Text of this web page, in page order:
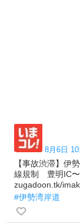
8月6日
【事故渋滞】
線規制 豊明IC
zugadoon.tk/
#伊勢湾岸道